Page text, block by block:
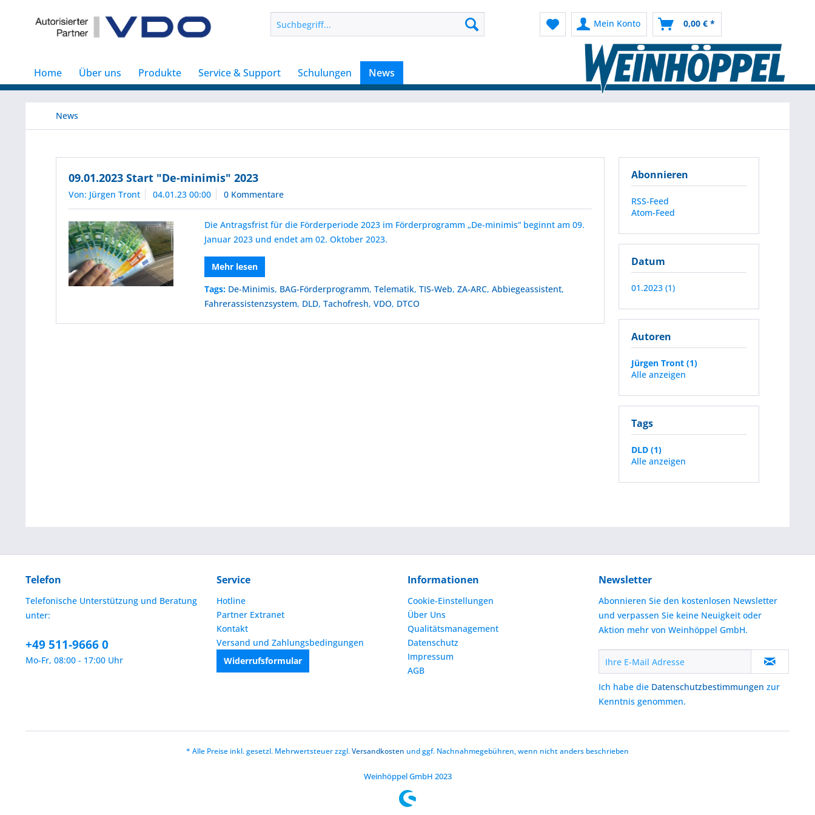
Mein Konto 0,00 € *
Home Über uns Produkte Service & Support Schulungen News
News
Abonnieren
RSS-Feed
Atom-Feed
Datum
01.2023 (1)
Autoren
Jürgen Tront (1)
Alle anzeigen
Tags
DLD (1)
Alle anzeigen
09.01.2023 Start "De-minimis" 2023
Von: Jürgen Tront 04.01.23 00:00 0 Kommentare
Die Antragsfrist für die Förderperiode 2023 im Förderprogramm „De-minimis“ beginnt am 09.
Januar 2023 und endet am 02. Oktober 2023.
Mehr lesen
Tags: De-Minimis, BAG-Förderprogramm,Telematik,TIS-Web,ZA-ARC,Abbiegeassistent,
Fahrerassistenzsystem, DLD,Tachofresh,VDO, DTCO
Telefon
Telefonische Unterstützung und Beratung
unter:
+49 511-9666 0
Mo-Fr, 08:00 - 17:00 Uhr
Service
Hotline
Partner Extranet
Kontakt
Versand und Zahlungsbedingungen
Widerrufsformular
Informationen
Cookie-Einstellungen
Über Uns
Qualitätsmanagement
Datenschutz
Impressum
AGB
Newsletter
Abonnieren Sie den kostenlosen Newsletter
und verpassen Sie keine Neuigkeit oder
Aktion mehr von Weinhöppel GmbH.
Ich habe die Datenschutzbestimmungen zur
Kenntnis genommen.
* Alle Preise inkl. gesetzl. Mehrwertsteuer zzgl.Versandkosten und ggf. Nachnahmegebühren, wenn nicht anders beschrieben
Weinhöppel GmbH 2023